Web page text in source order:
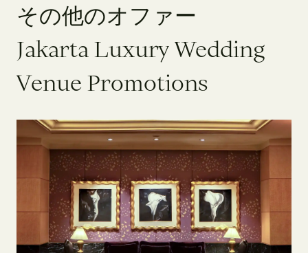
その他のオフ ァー
JakartaLuxuryWedding
Venue Promotions